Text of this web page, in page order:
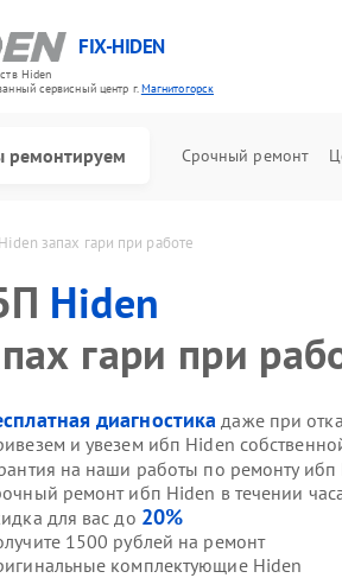
FIX-HIDEN
Hiden
cервисный центр г.Магнитогорск
ремонтируем Срочный ремонт
запах гари при работе
Hiden
гари при
диагностика даже при
и увезем ибп Hiden
на наши работы по ремонту ибп
ремонт ибп Hiden в течении
для вас до 20%
1500 рублей на ремонт
комплектующие Hiden